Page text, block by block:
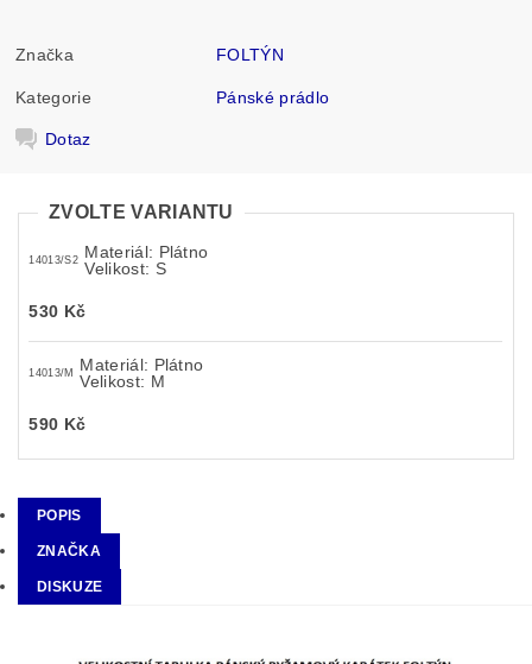
Značka FOLTÝN
Kategorie Pánské prádlo
Dotaz
ZVOLTE VARIANTU
14013/S2
Materiál: Plátno
Velikost: S
530 Kč
14013/M
Materiál: Plátno
Velikost: M
590 Kč
POPIS
ZNAČKA
DISKUZE